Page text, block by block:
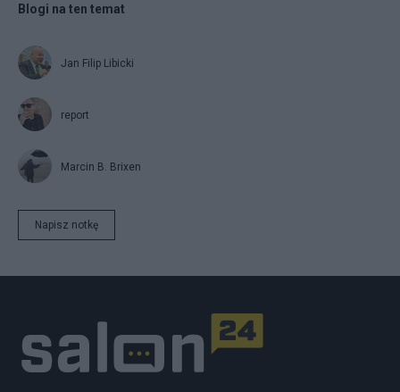
Blogi na ten temat
Jan Filip Libicki
report
Marcin B. Brixen
Napisz notkę